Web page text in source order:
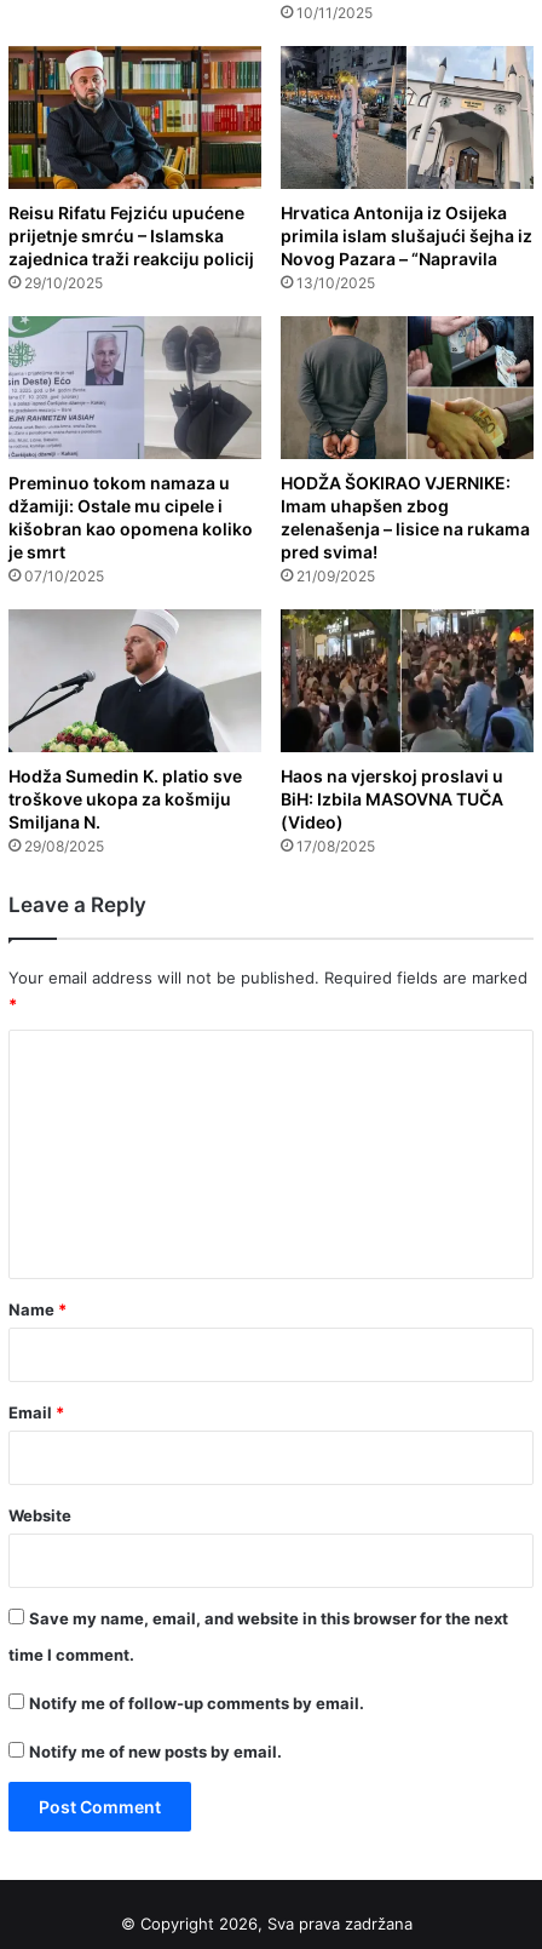
10/11/2025
Reisu Rifatu Fejziću upućene
prijetnje smrću – Islamska
zajednica traži reakciju policij
29/10/2025
Hrvatica Antonija iz Osijeka
primila islam slušajući šejha iz
Novog Pazara – “Napravila
13/10/2025
Preminuo tokom namaza u
džamiji: Ostale mu cipele i
kišobran kao opomena koliko
je smrt
07/10/2025
HODŽA ŠOKIRAO VJERNIKE:
Imam uhapšen zbog
zelenašenja – lisice na rukama
pred svima!
21/09/2025
Hodža Sumedin K. platio sve
troškove ukopa za košmiju
Smiljana N.
29/08/2025
Haos na vjerskoj proslavi u
BiH: Izbila MASOVNA TUČA
(Video)
17/08/2025
Leave a Reply
Your email address will not be published. Required fields are marked
*
*
Name *
Email *
Website
Save my name, email, and website in this browser for the next
time I comment.
Notify me of follow-up comments by email.
Notify me of new posts by email.
© Copyright 2026, Sva prava zadržana